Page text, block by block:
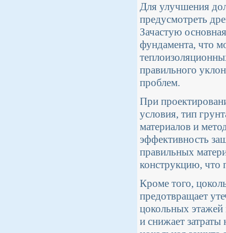
Для улучшения
предусмотреть
Зачастую
фундамента, что
правильного
проблем.
При
условия, тип
материалов и
эффективность
правильных
конструкцию, что
Кроме того,
предотвращает
цокольных этажей
и снижает